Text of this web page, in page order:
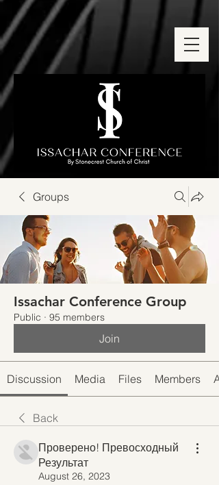
Groups
Issachar Conference Group
Public · 95 members
Join
Discussion Media Files Members
Back
Проверено! Превосходный
Результат
August 26, 2023